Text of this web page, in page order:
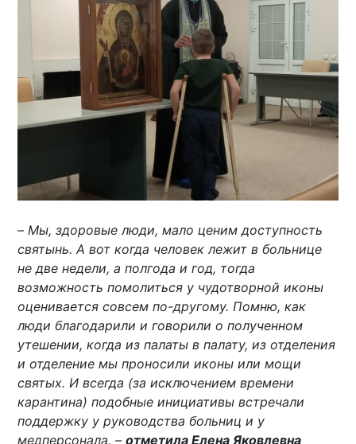
– Мы, здоровые люди, мало ценим доступность
святынь. А вот когда человек лежит в больнице
не две недели, а полгода и год, тогда
возможность помолиться у чудотворной иконы
оценивается совсем по-другому. Помню, как
люди благодарили и говорили о полученном
утешении, когда из палаты в палату, из отделения
и отделение мы проносили иконы или мощи
святых. И всегда (за исключением времени
карантина) подобные инициативы встречали
поддержку у руководства больниц и у
медперсонала, –отметила Елена Яковлевна